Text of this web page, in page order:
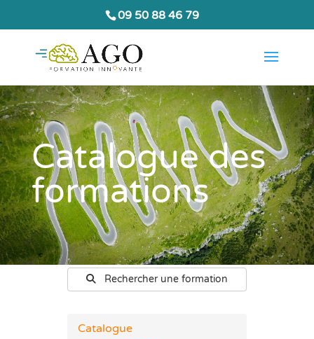
09 50 88 46 79
Catalogue des
formations
Rechercher une formation
Catalogue